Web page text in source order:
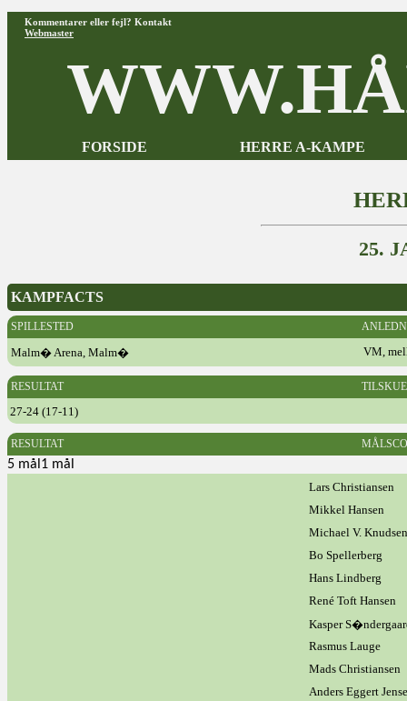
Kommentarer eller fejl? Kontakt
Webmaster
FORSIDE HERRE A-KAMPE
25.
KAMPFACTS
SPILLESTED
Malm� Arena, Malm� VM,
RESULTAT
27-24 (17-11)
RESULTAT
5 mål1 mål
Lars Christiansen
Mikkel Hansen
Michael V. Knudsen
Bo Spellerberg
Hans Lindberg
René Toft Hansen
Kasper
Rasmus Lauge
Mads Christiansen
Anders Eggert